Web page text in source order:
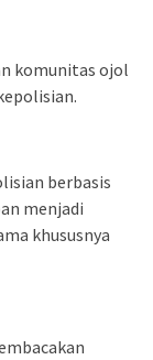
komunitas ojol
berbasis
menjadi
khususnya